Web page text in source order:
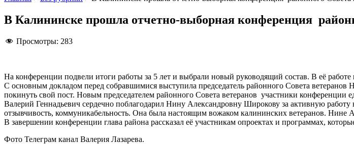
В Калининске прошла отчетно-выборная конференция
Просмотры: 283
На конференции подвели итоги работы за 5 лет и выбрали новый руководящий состав. В её
С основным докладом перед собравшимися выступила председатель районного Совета
покинуть свой пост. Новым председателем районного Совета ветеранов участники
Валерий Геннадьевич сердечно поблагодарил Нину Александровну Широкову за активную
отзывчивость, коммуникабельность. Она была настоящим вожаком калининских ветеранов. Нине
В завершении конференции глава района рассказал её участникам опроектах и программах,
Фото Телеграм канал Валерия Лазарева.